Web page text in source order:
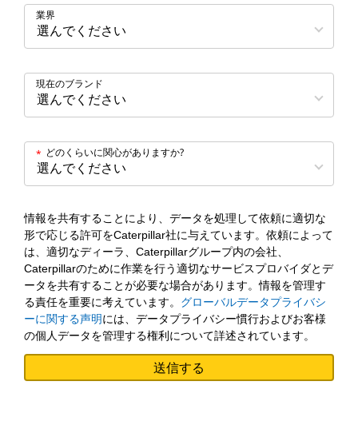
業界
現在のブランド
どのくらいに関心がありますか?
*
情報を共有することにより、データを処理して依頼に適切な
形で応じる許可をCaterpillar社に与えています。依頼によって
は、適切なディーラ、Caterpillarグループ内の会社、
Caterpillarのために作業を行う適切なサービスプロバイダとデ
ータを共有することが必要な場合があります。情報を管理す
る責任を重要に考えています。 グローバルデータプライバシ
ーに関する声明には、データプライバシー慣行およびお客様
の個人データを管理する権利について詳述されています。